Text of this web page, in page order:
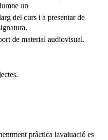
un
del curs i a presentar de
de material audiovisual.
pràctica lavaluació es